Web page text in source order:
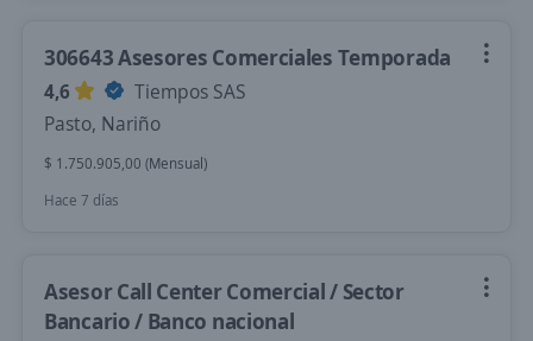
306643 Asesores Comerciales Temporada
4,6
Tiempos SAS
Pasto, Nariño
$ 1.750.905,00 (Mensual)
Hace 7 días
Asesor Call Center Comercial / Sector
Bancario / Banco nacional